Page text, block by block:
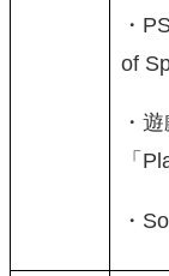
・
of
・
「
・